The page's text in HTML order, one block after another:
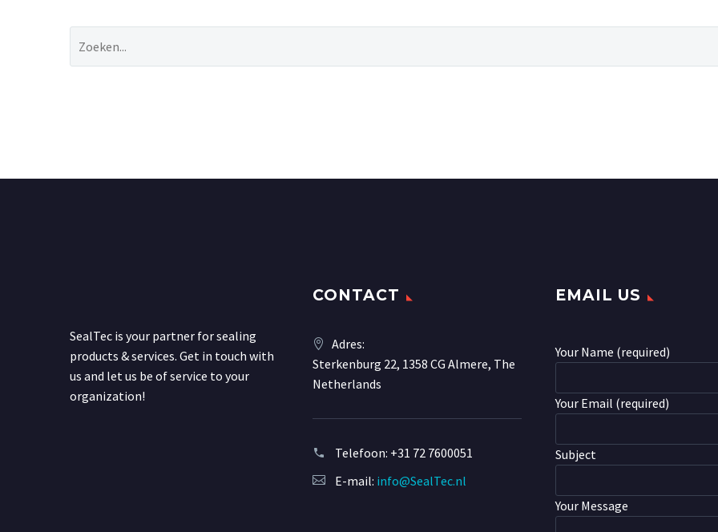
SealTec is your partner for sealing
products & services. Get in touch with
us and let us be of service to your
organization!
CONTACT
Adres:
Sterkenburg 22, 1358 CG Almere, The
Netherlands
Telefoon: +31 72 7600051
E-mail: info@SealTec.nl
EMAIL US
Your Name (required)
Your Email (required)
Subject
Your Message